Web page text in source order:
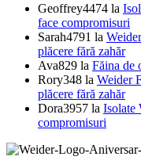
Geoffrey4474 la
face compromisuri
Sarah4791 la
plăcere fără zahăr
Ava829 la Făina de
Rory348 la Weider
plăcere fără zahăr
Dora3957 la Isolate
compromisuri